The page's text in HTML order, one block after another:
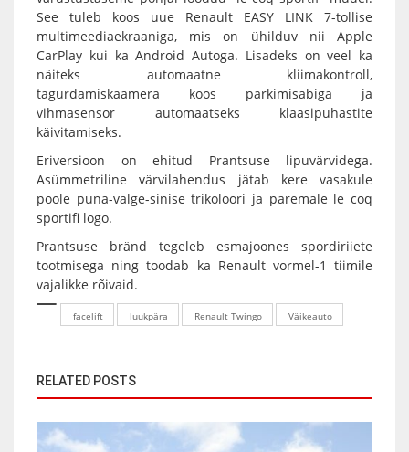
See tuleb koos uue Renault EASY LINK 7-tollise
multimeediaekraaniga, mis on ühilduv nii Apple
CarPlay kui ka Android Autoga. Lisadeks on veel ka
näiteks automaatne kliimakontroll,
tagurdamiskaamera koos parkimisabiga ja
vihmasensor automaatseks klaasipuhastite
käivitamiseks.
Eriversioon on ehitud Prantsuse lipuvärvidega.
Asümmetriline värvilahendus jätab kere vasakule
poole puna-valge-sinise trikoloori ja paremale le coq
sportifi logo.
Prantsuse bränd tegeleb esmajoones spordiriiete
tootmisega ning toodab ka Renault vormel-1 tiimile
vajalikke rõivaid.
facelift luukpära Renault Twingo Väikeauto
RELATED POSTS